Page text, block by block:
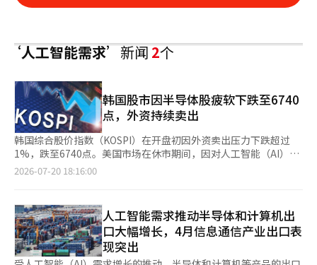
‘人工智能需求’新闻2个
韩国股市因半导体股疲软下跌至6740
点，外资持续卖出
韩国综合股价指数（KOSPI）在开盘初因外资卖出压力下跌超过
1%，跌至6740点。美国市场在休市期间，因对人工智能（AI）需
求的担忧及半导体股的疲软，三星电子和SK海力士等国内大型半
在证券市场上，外资净卖出273亿韩元，而个人和机构分别净买入
97亿韩元和127亿韩元。 在市值排名前列的股票中，半导体大型股
表现疲软。三星电子较前一交易日下跌3000韩元（1.18%），报
252000韩元；SK海力士也下跌11000韩元（0.60%），报
1831000韩元。此外，韩华海洋下跌3650韩元（4.21%），报
2026-07-20 18:16:00
人工智能需求推动半导体和计算机出
口大幅增长，4月信息通信产业出口表
现突出